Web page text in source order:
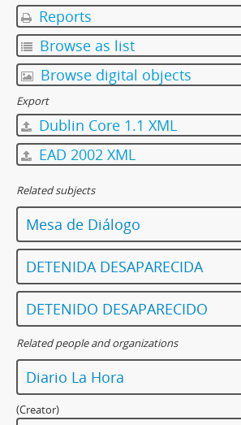
Reports
Browse as list
Browse digital objects
Export
Dublin Core 1.1 XML
EAD 2002 XML
Related subjects
Mesa de Diálogo
DETENIDA DESAPARECIDA
DETENIDO DESAPARECIDO
Related people and organizations
Diario La Hora
(Creator)